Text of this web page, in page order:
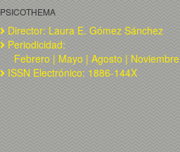
PSICOTHEMA
Director: Laura E. Gómez Sánchez
Periodicidad:
Febrero | Mayo | Agosto | Noviembre
ISSN Electrónico: 1886-144X